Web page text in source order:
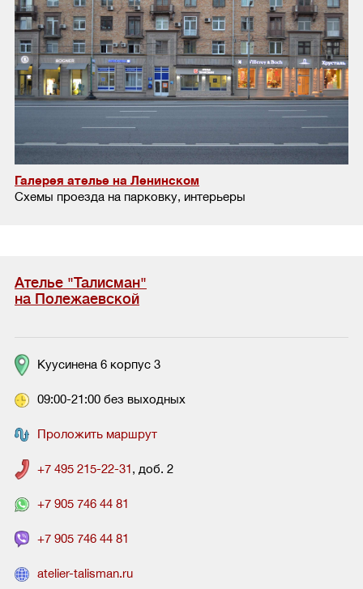
Галерея ателье на Ленинском
Схемы проезда на парковку, интерьеры
Ателье "Талисман"
на Полежаевской
Куусинена 6 корпус 3
09:00-21:00 без выходных
Проложить маршрут
+7 495 215-22-31, доб. 2
+7 905 746 44 81
+7 905 746 44 81
atelier-talisman.ru